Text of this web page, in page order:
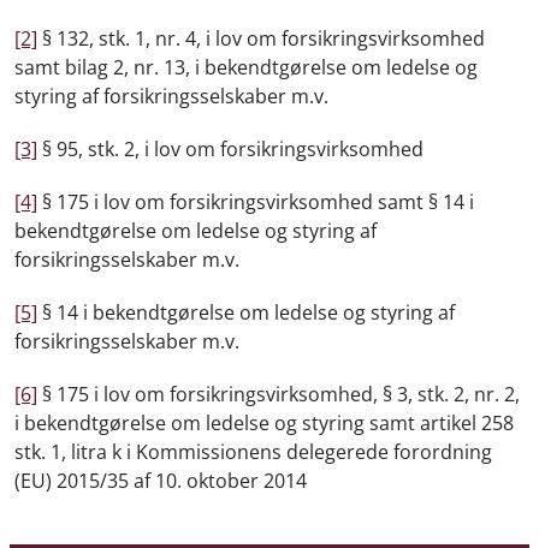
[2] § 132, stk. 1, nr. 4, i lov om forsikringsvirksomhed
samt bilag 2, nr. 13, i bekendtgørelse om ledelse og
styring af forsikringsselskaber m.v.
[3] § 95, stk. 2, i lov om forsikringsvirksomhed
[4] § 175 i lov om forsikringsvirksomhed samt § 14 i
bekendtgørelse om ledelse og styring af
forsikringsselskaber m.v.
[5] § 14 i bekendtgørelse om ledelse og styring af
forsikringsselskaber m.v.
[6] § 175 i lov om forsikringsvirksomhed, § 3, stk. 2, nr. 2,
i bekendtgørelse om ledelse og styring samt artikel 258
stk. 1, litra k i Kommissionens delegerede forordning
(EU) 2015/35 af 10. oktober 2014